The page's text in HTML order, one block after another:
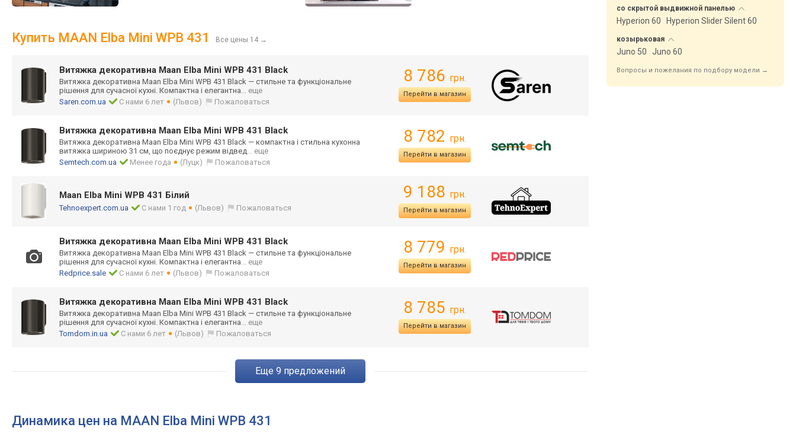
Купить MAAN Elba Mini WPB 431 Все цены 14 →
Витяжка декоративна Maan Elba Mini WPB 431 Black
Витяжка декоративна Maan Elba Mini WPB 431 Black — стильне та функціональне
рішення для сучасної кухні. Компактна і елегантна... еще
Saren.com.ua
С нами 6 лет (Львов) Пожаловаться
8 786 грн.
Перейти в магазин
Витяжка декоративна Maan Elba Mini WPB 431 Black
Витяжка декоративна Maan Elba Mini WPB 431 Black — компактна і стильна кухонна
витяжка шириною 31 см, що поєднує режим відвед... еще
Semtech.com.ua
Менее года (Луцк) Пожаловаться
8 782 грн.
Перейти в магазин
Maan Elba Mini WPB 431 Білий
Tehnoexpert.com.ua С нами 1 год (Львов) Пожаловаться
9 188 грн.
Перейти в магазин
Витяжка декоративна Maan Elba Mini WPB 431 Black
Витяжка декоративна Maan Elba Mini WPB 431 Black — стильне та функціональне
рішення для сучасної кухні. Компактна і елегантна... еще
Redprice.sale
С нами 6 лет (Львов) Пожаловаться
8 779 грн.
Перейти в магазин
Витяжка декоративна Maan Elba Mini WPB 431 Black
Витяжка декоративна Maan Elba Mini WPB 431 Black — стильне та функціональне
рішення для сучасної кухні. Компактна і елегантна... еще
Tomdom.in.ua
С нами 6 лет (Львов) Пожаловаться
8 785 грн.
Перейти в магазин
eще 9 предложений
Динамика цен на MAAN Elba Mini WPB 431
со скрытой выдвижной панелью
Hyperion 60 Hyperion Slider Silent 60
козырьковая
Juno 50 Juno 60
Вопросы и пожелания по подбору модели →